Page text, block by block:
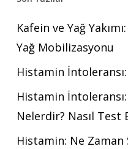
Kafein ve Yağ
Yağ Mobilizasyonu
Histamin
Histamin
Nelerdir? Nasıl Test
Histamin: Ne